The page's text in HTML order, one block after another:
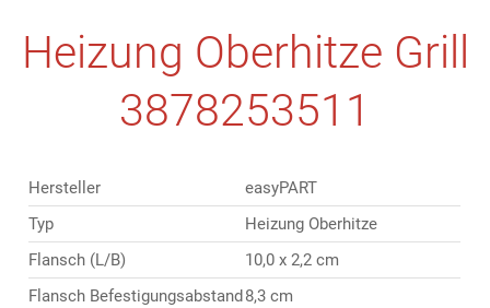
Heizung Oberhitze Grill
3878253511
Hersteller
easyPART
Typ
Heizung Oberhitze
Flansch (L/B)
10,0 x 2,2 cm
Flansch Befestigungsabstand8,3 cm